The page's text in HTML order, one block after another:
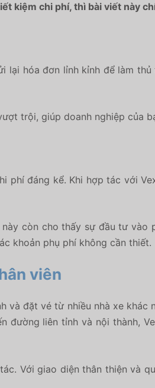
kiệm chi phí, thì bài viết này
hóa đơn lỉnh kỉnh để làm
trội, giúp doanh nghiệp của
đáng kể. Khi hợp tác với
còn cho thấy sự đầu tư vào
khoản phụ phí không cần thiết.
viên
và đặt vé từ nhiều nhà xe
đường liên tỉnh và nội thành,
Với giao diện thân thiện và